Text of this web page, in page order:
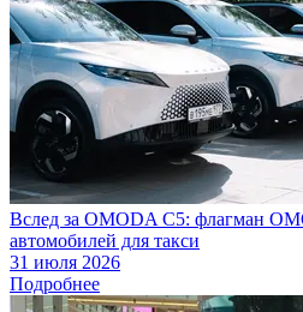
Вслед за OMODA C5: флагман
автомобилей для такси
31 июля 2026
Подробнее